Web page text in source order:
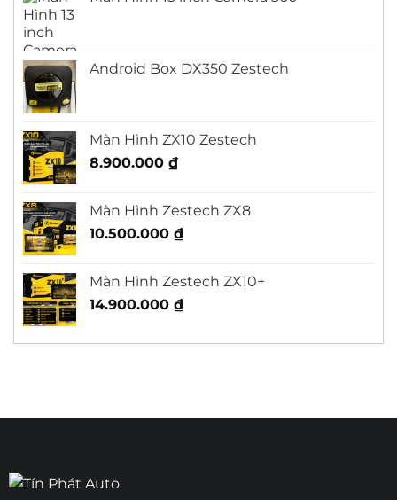
Android Box DX350 Zestech
Màn Hình ZX10 Zestech
8.900.000 ₫
Màn Hình Zestech ZX8
10.500.000 ₫
Màn Hình Zestech ZX10+
14.900.000 ₫